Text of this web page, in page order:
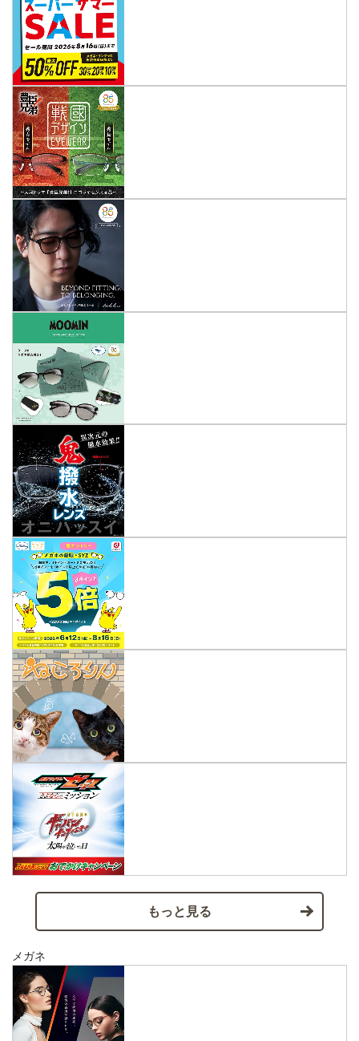
もっと見る
メガネ